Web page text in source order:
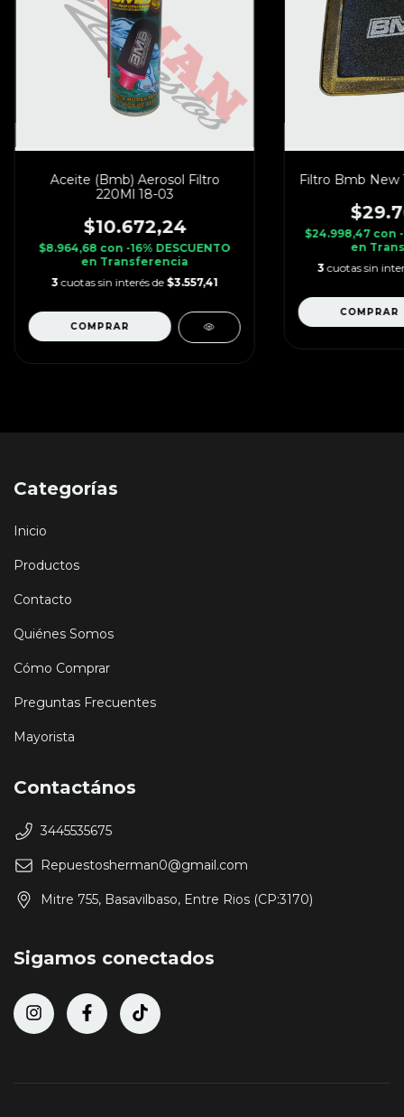
Aceite (Bmb) Aerosol Filtro
220Ml 18-03
$10.672,24
$8.964,68 con -16% DESCUENTO
en Transferencia
3 cuotas sin interés de $3.557,41
Filtro Bmb New
$24.998,47 con
en
3 cuotas sin
Categorías
Inicio
Productos
Contacto
Quiénes Somos
Cómo Comprar
Preguntas Frecuentes
Mayorista
Contactános
3445535675
Repuestosherman0@gmail.com
Mitre 755, Basavilbaso, Entre Rios (CP:3170)
Sigamos conectados